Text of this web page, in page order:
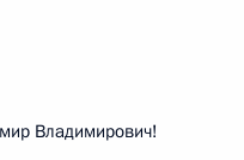
Владимирович!